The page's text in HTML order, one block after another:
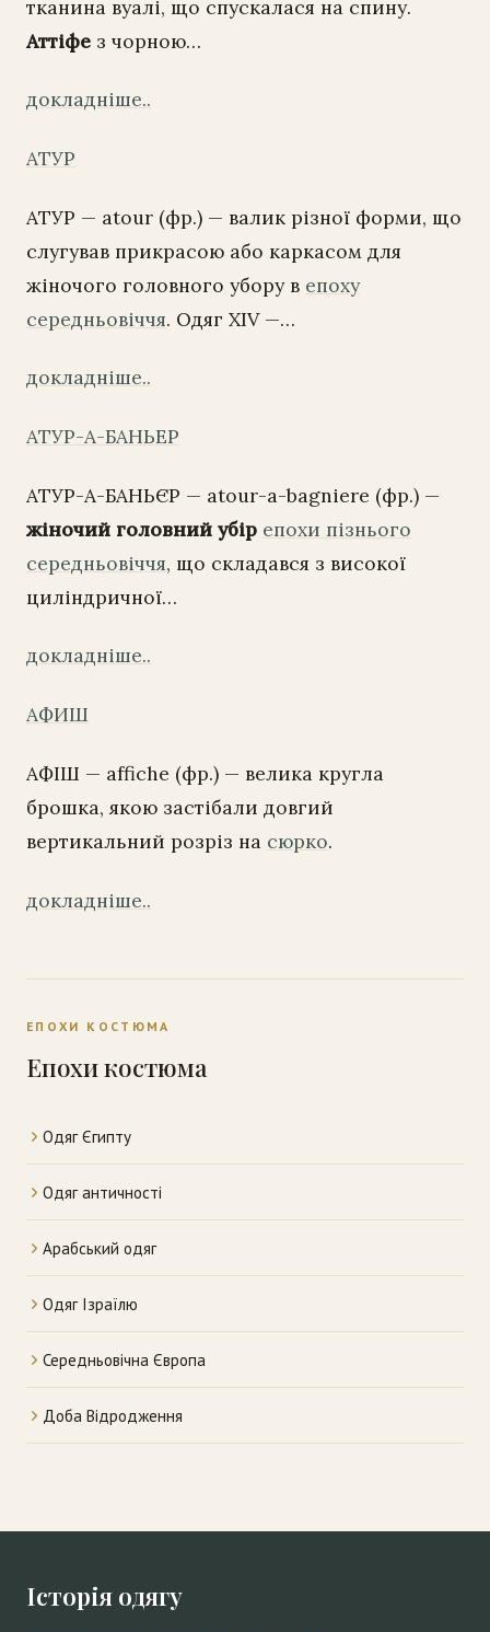
тканина вуалі, що спускалася на спину.
Аттіфе з чорною…
докладніше..
АТУР
АТУР — atour (фр.) — валик різної форми, що
слугував прикрасою або каркасом для
жіночого головного убору в епоху
середньовіччя. Одяг XIV —…
докладніше..
АТУР-А-БАНЬЕР
АТУР-А-БАНЬЄР — atour-a-bagniere (фр.) —
жіночий головний убір епохи пізнього
середньовіччя, що складався з високої
циліндричної…
докладніше..
АФИШ
АФІШ — affiche (фр.) — велика кругла
брошка, якою застібали довгий
вертикальний розріз на сюрко.
докладніше..
ЕПОХИ КОСТЮМА
Епохи костюма
Одяг Єгипту
Одяг античності
Арабський одяг
Одяг Ізраїлю
Середньовічна Європа
Доба Відродження
Історія одягу